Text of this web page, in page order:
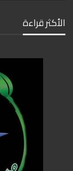
الأكثر قراءة